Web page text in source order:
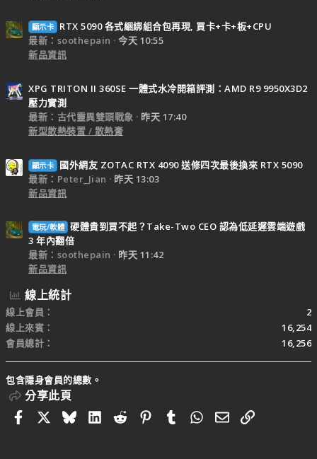
顯示卡
RTX 5090 各式綑綁組合包再現, 買卡+卡+板+CPU
最新：soothepain
今天 10:55
新品資訊
XPG TRITON II 360SE 一體式水冷開箱評測：AMD R9 9950X3D2
壓力實測
最新：古代靈異雙頭戰象
昨天 17:40
新型散熱裝置 / 散熱膏
顯示卡
國外網友 ZOTAC RTX 4090 送修四次最後換來 RTX 5090
最新：Peter_Jian
昨天 13:03
新品資訊
電玩/軟體 硬體貴到買不起？Take-Two CEO 認為低延遲雲端遊戲
3 年內翻倍
最新：soothepain
昨天 11:42
新品資訊
線上統計
線上會員
2
線上來賓
16,254
會員總計
16,256
包含隱身會員的總數。
分享此頁
FacebookBlueskyLinkedIn
RedditPinterestTumblrWhatsApp
電子郵件
連結